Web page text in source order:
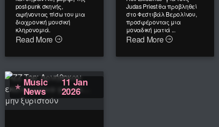
post-punk σκηνής,
αφήνοντας πίσω του μια
διαχρονική μουσική
κληρονομιά.
Read More
Judas Priest θα προβληθεί
στο Φεστιβάλ Βερολίνου,
προσφέροντας μια
μοναδική ματιά ...
Read More
Music
News
11 Jan
2026